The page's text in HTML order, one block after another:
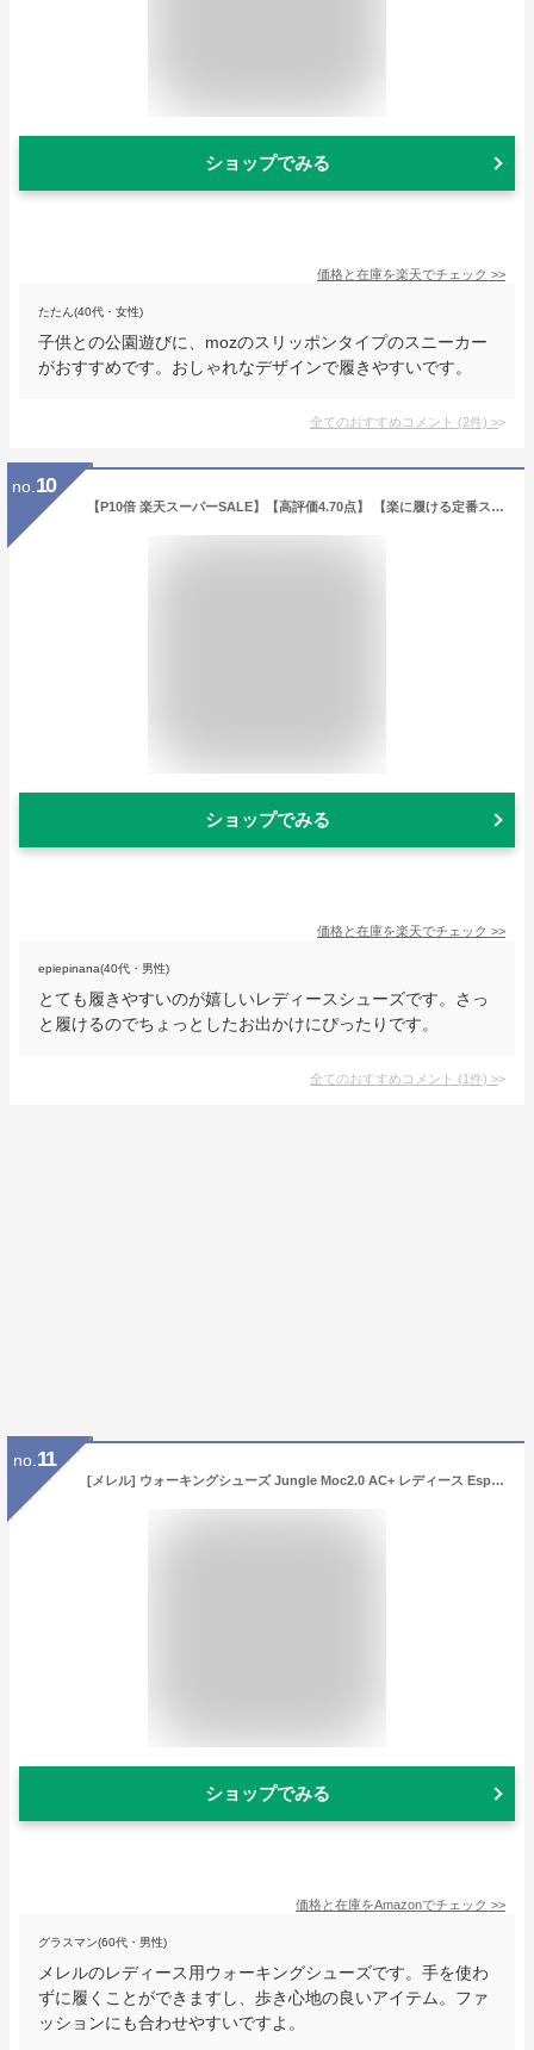
ショップでみる
価格と在庫を楽天でチェック >>
たたん(40代・女性)
子供との公園遊びに、mozのスリッポンタイプのスニーカー
がおすすめです。おしゃれなデザインで履きやすいです。
全てのおすすめコメント (2件) >
no. 10
【P10倍 楽天スーパーSALE】【高評価4.70点】 【楽に履ける定番スリッポン】コンフォートシューズ 外反母趾 4E 幅広 甲高 履きやすい 歩きやすい 日本製 本革 手作り 神戸シューズ プレゼント 軽い 疲れない 撥水 国産 婦人靴 レディース 靴 送料無料 A7094
ショップでみる
価格と在庫を楽天でチェック >>
epiepinana(40代・男性)
とても履きやすいのが嬉しいレディースシューズです。さっ
と履けるのでちょっとしたお出かけにぴったりです。
全てのおすすめコメント (1件) >
no. 11
[メレル] ウォーキングシューズ Jungle Moc2.0 AC+ レディース Espresso 23.5 cm 2E
ショップでみる
価格と在庫をAmazonでチェック >>
グラスマン(60代・男性)
メレルのレディース用ウォーキングシューズです。手を使わ
ずに履くことができますし、歩き心地の良いアイテム。ファ
ッションにも合わせやすいですよ。